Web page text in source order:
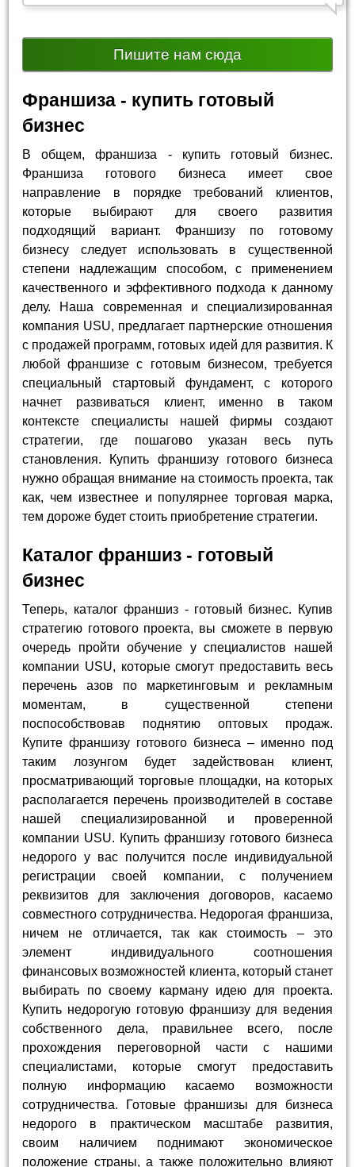
Пишите нам сюда
Франшиза - купить готовый
бизнес
В общем, франшиза - купить готовый бизнес.
Франшиза готового бизнеса имеет свое
направление в порядке требований клиентов,
которые выбирают для своего развития
подходящий вариант. Франшизу по готовому
бизнесу следует использовать в существенной
степени надлежащим способом, с применением
качественного и эффективного подхода к данному
делу. Наша современная и специализированная
компания USU, предлагает партнерские отношения
с продажей программ, готовых идей для развития. К
любой франшизе с готовым бизнесом, требуется
специальный стартовый фундамент, с которого
начнет развиваться клиент, именно в таком
контексте специалисты нашей фирмы создают
стратегии, где пошагово указан весь путь
становления. Купить франшизу готового бизнеса
нужно обращая внимание на стоимость проекта, так
как, чем известнее и популярнее торговая марка,
тем дороже будет стоить приобретение стратегии.
Каталог франшиз - готовый
бизнес
Теперь, каталог франшиз - готовый бизнес. Купив
стратегию готового проекта, вы сможете в первую
очередь пройти обучение у специалистов нашей
компании USU, которые смогут предоставить весь
перечень азов по маркетинговым и рекламным
моментам, в существенной степени
поспособствовав поднятию оптовых продаж.
Купите франшизу готового бизнеса – именно под
таким лозунгом будет задействован клиент,
просматривающий торговые площадки, на которых
располагается перечень производителей в составе
нашей специализированной и проверенной
компании USU. Купить франшизу готового бизнеса
недорого у вас получится после индивидуальной
регистрации своей компании, с получением
реквизитов для заключения договоров, касаемо
совместного сотрудничества. Недорогая франшиза,
ничем не отличается, так как стоимость – это
элемент индивидуального соотношения
финансовых возможностей клиента, который станет
выбирать по своему карману идею для проекта.
Купить недорогую готовую франшизу для ведения
собственного дела, правильнее всего, после
прохождения переговорной части с нашими
специалистами, которые смогут предоставить
полную информацию касаемо возможности
сотрудничества. Готовые франшизы для бизнеса
недорого в практическом масштабе развития,
своим наличием поднимают экономическое
положение страны, а также положительно влияют